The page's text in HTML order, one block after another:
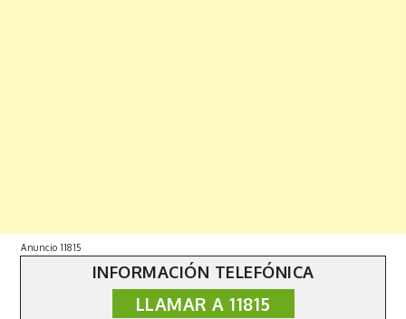
Copyright © 2019 | All Rights Reserved. Fabulist by
Anuncio 11815
INFORMACIÓN TELEFÓNICA
LLAMAR A 11815